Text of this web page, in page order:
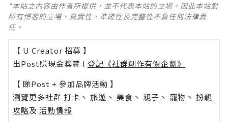
*本站之內容由作者所提供，並不代表本站的立場。因此本站對
所有博客的立場、真實性、準確性及完整性不負任何法律責
任。
【 U Creator 招募 】
出Post賺現金獎賞 l 登記《社群創作有價企劃》
【 睇Post + 參加品牌活動 】
瀏覽更多社群 打卡 丶 旅遊 丶 美食 丶 親子 丶 寵物 丶 扮靚
攻略及 活動情報